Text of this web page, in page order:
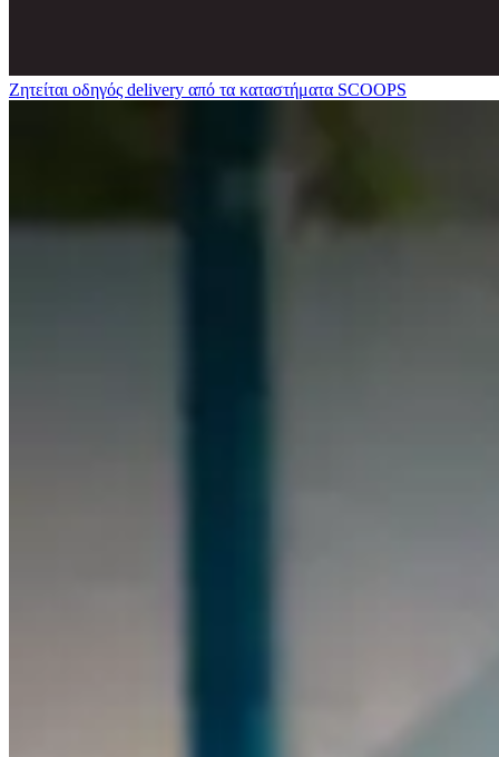
Ζητείται οδηγός delivery από τα καταστήματα SCOOPS